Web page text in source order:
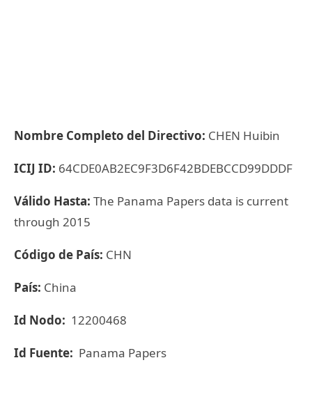
Nombre Completo del Directivo: CHEN Huibin
ICIJ ID: 64CDE0AB2EC9F3D6F42BDEBCCD99DDDF
Válido Hasta: The Panama Papers data is current
through 2015
Código de País: CHN
País: China
Id Nodo: 12200468
Id Fuente: Panama Papers